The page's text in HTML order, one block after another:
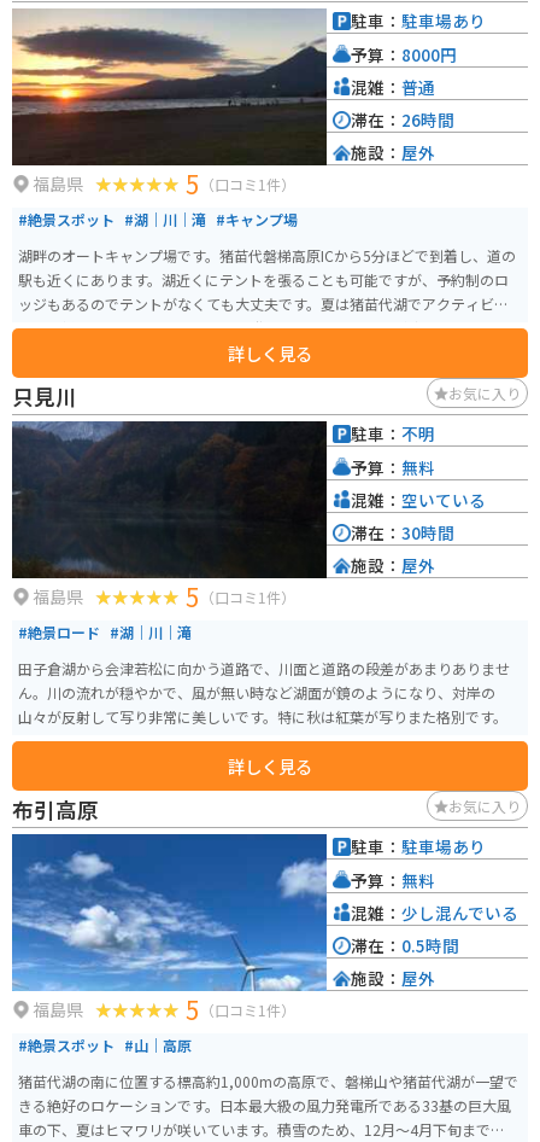
の美しいワインディングロードが続くエリアなので、バイクツーリングにお
すすめです。 猪苗代町は、磐梯山麓に広がる高原野菜の一大産地としても知
られています。特に、トウモロコシ、トマト、キャベツなどが有名です。ま
た、猪苗代湖では、冬期に氷上でのワカサギ釣りが盛んに行われています。
福島県 5 （口コミ1件）
#絶景スポット #湖｜川｜滝 #キャンプ場
湖畔のオートキャンプ場です。猪苗代磐梯高原ICから5分ほどで到着し、道の
駅も近くにあります。湖近くにテントを張ることも可能ですが、予約制のロ
ッジもあるのでテントがなくても大丈夫です。夏は猪苗代湖でアクティビテ
ィ、磐梯山もあるので足を延ばせば登山もできます。夕日が沈んでいく景色
詳しく見る
駐車： 駐車場あり
予算： 8000円
混雑： 普通
滞在： 26時間
施設： 屋外
只見川 お気に入り
福島県 5 （口コミ1件）
#絶景ロード #湖｜川｜滝
田子倉湖から会津若松に向かう道路で、川面と道路の段差があまりありませ
ん。川の流れが穏やかで、風が無い時など湖面が鏡のようになり、対岸の
山々が反射して写り非常に美しいです。特に秋は紅葉が写りまた格別です。
詳しく見る
駐車： 不明
予算： 無料
混雑： 空いている
滞在： 30時間
施設： 屋外
布引高原 お気に入り
福島県 5 （口コミ1件）
#絶景スポット #山｜高原
猪苗代湖の南に位置する標高約1,000mの高原で、磐梯山や猪苗代湖が一望で
きる絶好のロケーションです。日本最大級の風力発電所である33基の巨大風
車の下、夏はヒマワリが咲いています。積雪のため、12月〜4月下旬まで閉鎖
駐車： 駐車場あり
予算： 無料
混雑： 少し混んでいる
滞在： 0.5時間
施設： 屋外